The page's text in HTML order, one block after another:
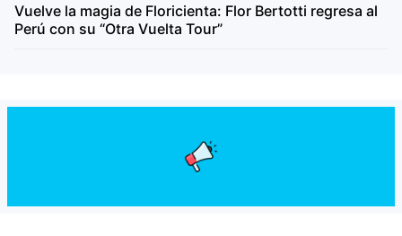
Vuelve la magia de Floricienta: Flor Bertotti regresa al
Perú con su “Otra Vuelta Tour”